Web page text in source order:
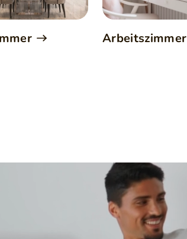
Arbeitszimmer